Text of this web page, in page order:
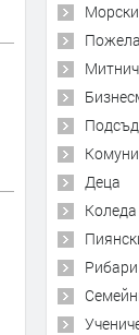
Морски
Деца
Рибари